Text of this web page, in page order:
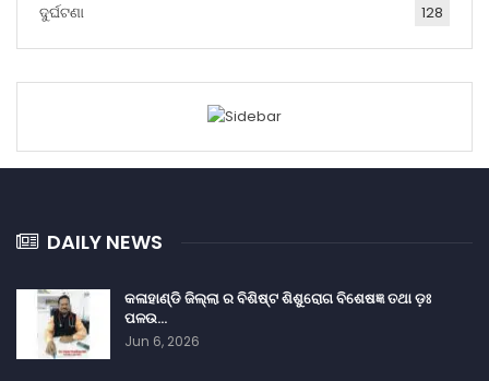
ଦୁର୍ଘଟଣା 128
DAILY NEWS
କଳାହାଣ୍ଡି ଜିଲ୍ଲା ର ବିଶିଷ୍ଟ ଶିଶୁରୋଗ ବିଶେଷଜ୍ଞ ତଥା ଡ଼ଃ
ପଳଉ…
Jun 6, 2026